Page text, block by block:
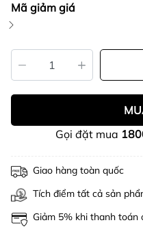
Mã giảm giá
Gọi đặt mua
Giao hàng toàn quốc
Tích điểm tất cả sản
Giảm 5% khi thanh toán